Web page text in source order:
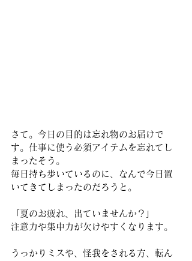
さて。今日の目的は忘れ物のお届けで
す。仕事に使う必須アイテムを忘れてし
まったそう。
毎日持ち歩いているのに、なんで今日置
いてきてしまったのだろうと。
「夏のお疲れ、出ていませんか？」
注意力や集中力が欠けやすくなります。
うっかりミスや、怪我をされる方、転ん